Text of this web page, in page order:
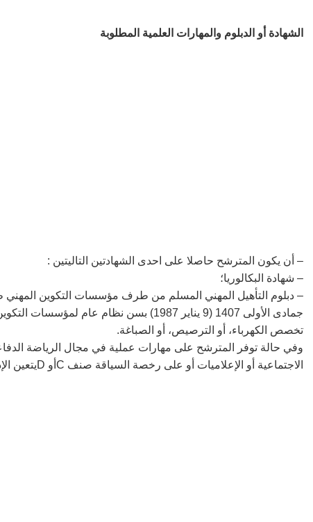
الشهادة أو الدبلوم والمهارات العلمية المطلوبة
– أن يكون المترشح حاصلا على احدى الشهادتين التاليتين :
– شهادة البكالوريا؛
جمادى الأولى 1407 (9 يناير 1987) بسن نظام عام
تخصص الكهرباء، أو الترصيص، أو الصباغة.
وفي حالة توفر المترشح على مهارات عملية في مجال الرياضة
الاجتماعية أو الإعلاميات أو على رخصة السياقة صنف Cأو Dيتعين الإدلاء بشهادة تثبت ذلك.